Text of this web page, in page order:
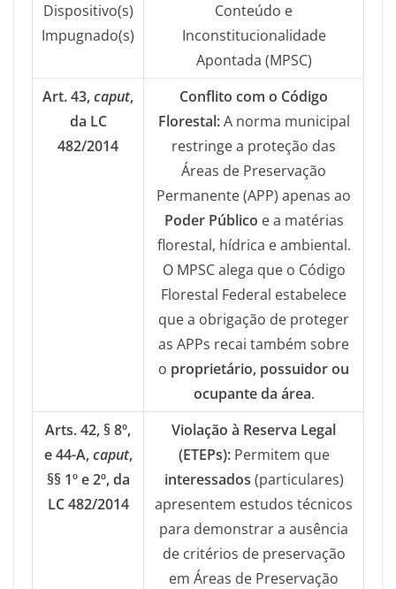
Dispositivo(s)
Impugnado(s)
Conteúdo e
Inconstitucionalidade
Apontada (MPSC)
Art. 43,caput,
da LC
482/2014
Conflito com o Código
Florestal:A norma municipal
restringe a proteção das
Áreas de Preservação
Permanente (APP) apenas ao
Poder Público e a matérias
florestal, hídrica e ambiental.
O MPSC alega que o Código
Florestal Federal estabelece
que a obrigação de proteger
as APPs recai também sobre
o proprietário, possuidor ou
ocupante da área.
Arts. 42, § 8º,
e 44-A,caput,
§§ 1º e 2º, da
LC 482/2014
Violação à Reserva Legal
(ETEPs):Permitem que
interessados (particulares)
apresentem estudos técnicos
para demonstrar a ausência
de critérios de preservação
em Áreas de Preservação